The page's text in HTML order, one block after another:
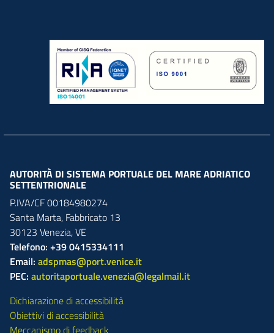
AUTORITÀ DI SISTEMA PORTUALE DEL MARE ADRIATICO
SETTENTRIONALE
P.IVA/CF 00184980274
Santa Marta, Fabbricato 13
30123 Venezia,VE
Telefono: +39 0415334111
Email: adspmas@port.venice.it
PEC: autoritaportuale.venezia@legalmail.it
Dichiarazione di accessibilità
Obiettivi di accessibilità
Meccanismo di feedback